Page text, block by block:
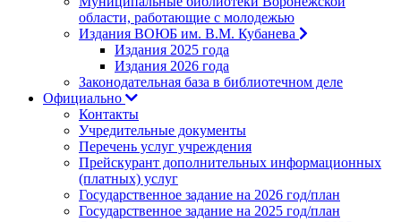
области, работающие с молодежью
Издания ВОЮБ им. В.М. Кубанева
Издания 2025 года
Издания 2026 года
Законодательная база в библиотечном деле
Официально
Контакты
Учредительные документы
Перечень услуг учреждения
Прейскурант дополнительных информационных
(платных) услуг
Государственное задание на 2026 год/план
Государственное задание на 2025 год/план